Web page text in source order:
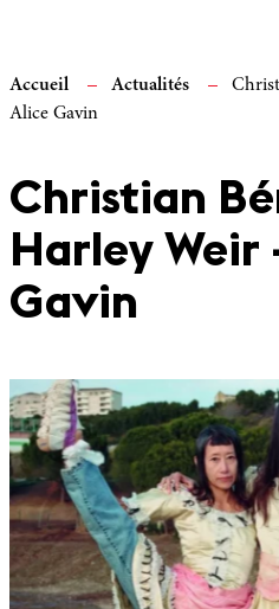
Accueil Actualités
Alice Gavin
Christian
Harley Weir
Gavin